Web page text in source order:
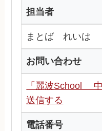
担当者
まとば れいは
お問い合わせ
「麗波School
送信する
電話番号